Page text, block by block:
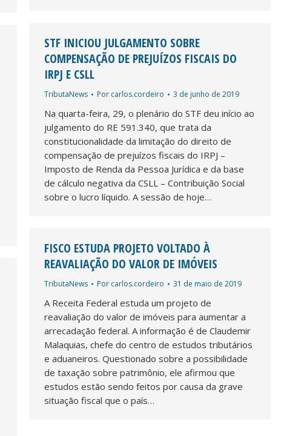
STF INICIOU JULGAMENTO SOBRE
COMPENSAÇÃO DE PREJUÍZOS FISCAIS DO
IRPJ E CSLL
TributaNews Por carlos.cordeiro 3 de junho de 2019
Na quarta-feira, 29, o plenário do STF deu início ao
julgamento do RE 591.340, que trata da
constitucionalidade da limitação do direito de
compensação de prejuízos fiscais do IRPJ –
Imposto de Renda da Pessoa Jurídica e da base
de cálculo negativa da CSLL – Contribuição Social
sobre o lucro líquido. A sessão de hoje…
FISCO ESTUDA PROJETO VOLTADO À
REAVALIAÇÃO DO VALOR DE IMÓVEIS
TributaNews Por carlos.cordeiro 31 de maio de 2019
A Receita Federal estuda um projeto de
reavaliação do valor de imóveis para aumentar a
arrecadação federal. A informação é de Claudemir
Malaquias, chefe do centro de estudos tributários
e aduaneiros. Questionado sobre a possibilidade
de taxação sobre patrimônio, ele afirmou que
estudos estão sendo feitos por causa da grave
situação fiscal que o país…